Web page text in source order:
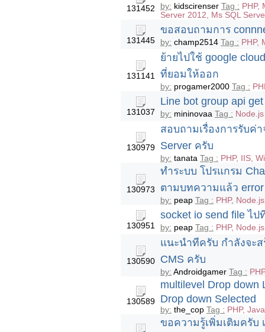
131452 by: kidscirenser Tag : PHP,
Server 2012, Ms SQL
131445
ขอสอบถามการ
by: champ2514 Tag : PHP,
131141
ย้ายไปใช้ google
ที่ยอมให้ออก
by: progamer2000 Tag :
131037
Line bot group api
by: mininovaa Tag : Node.js
130979
สอบถามเรื่องการรับค่
Server ครับ
by: tanata Tag : PHP, IIS,
130973
ทำระบบ โปรแกรม
ตามบทความแล้ว
by: peap Tag : PHP, Node.js
130951
socket io send file ไ
by: peap Tag : PHP, Node.js
130590
แนะนำทีครับ กำลังจะ
CMS ครับ
by: Androidgamer Tag :
130589
multilevel Drop down
Drop down Selected
by: the_cop Tag : PHP,
ขอความรู้เพิ่มเติมครับ